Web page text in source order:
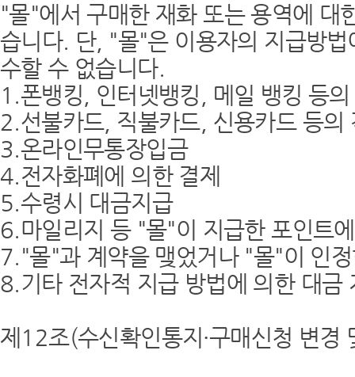
"몰"에서 구매한 재화 또는 용역에 대
습니다. 단, "몰"은 이용자의 지급방
수할 수 없습니다.
1.폰뱅킹, 인터넷뱅킹, 메일 뱅킹 등
2.선불카드, 직불카드, 신용카드 등의
3.온라인무통장입금
4.전자화폐에 의한 결제
5.수령시 대금지급
6.마일리지 등 "몰"이 지급한 포인트
7."몰"과 계약을 맺었거나 "몰"이 인
8.기타 전자적 지급 방법에 의한 대금
제12조(수신확인통지·구매신청 변경